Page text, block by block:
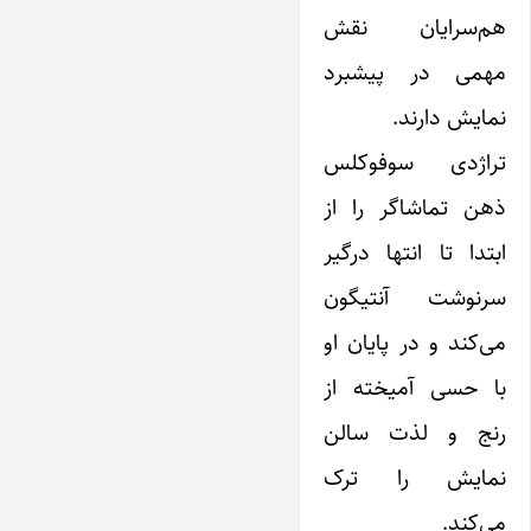
هم‌سرایان نقش
مهمی در پیشبرد
نمایش دارند.
تراژدی سوفوکلس
ذهن تماشاگر را از
ابتدا تا انتها درگیر
سرنوشت آنتیگون
می‌کند و در پایان او
با حسی آمیخته از
رنج و لذت سالن
نمایش را ترک
می‌کند.